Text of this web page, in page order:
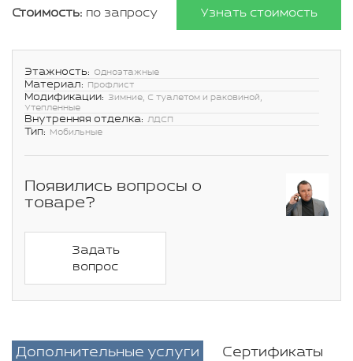
Стоимость: по запросу Узнать стоимость
Этажность: Одноэтажные
Материал: Профлист
Модификации: Зимние, С туалетом и раковиной,
Утепленные
Внутренняя отделка: ЛДСП
Тип: Мобильные
Появились вопросы о
товаре?
Задать
вопрос
Дополнительные услуги
Сертификаты